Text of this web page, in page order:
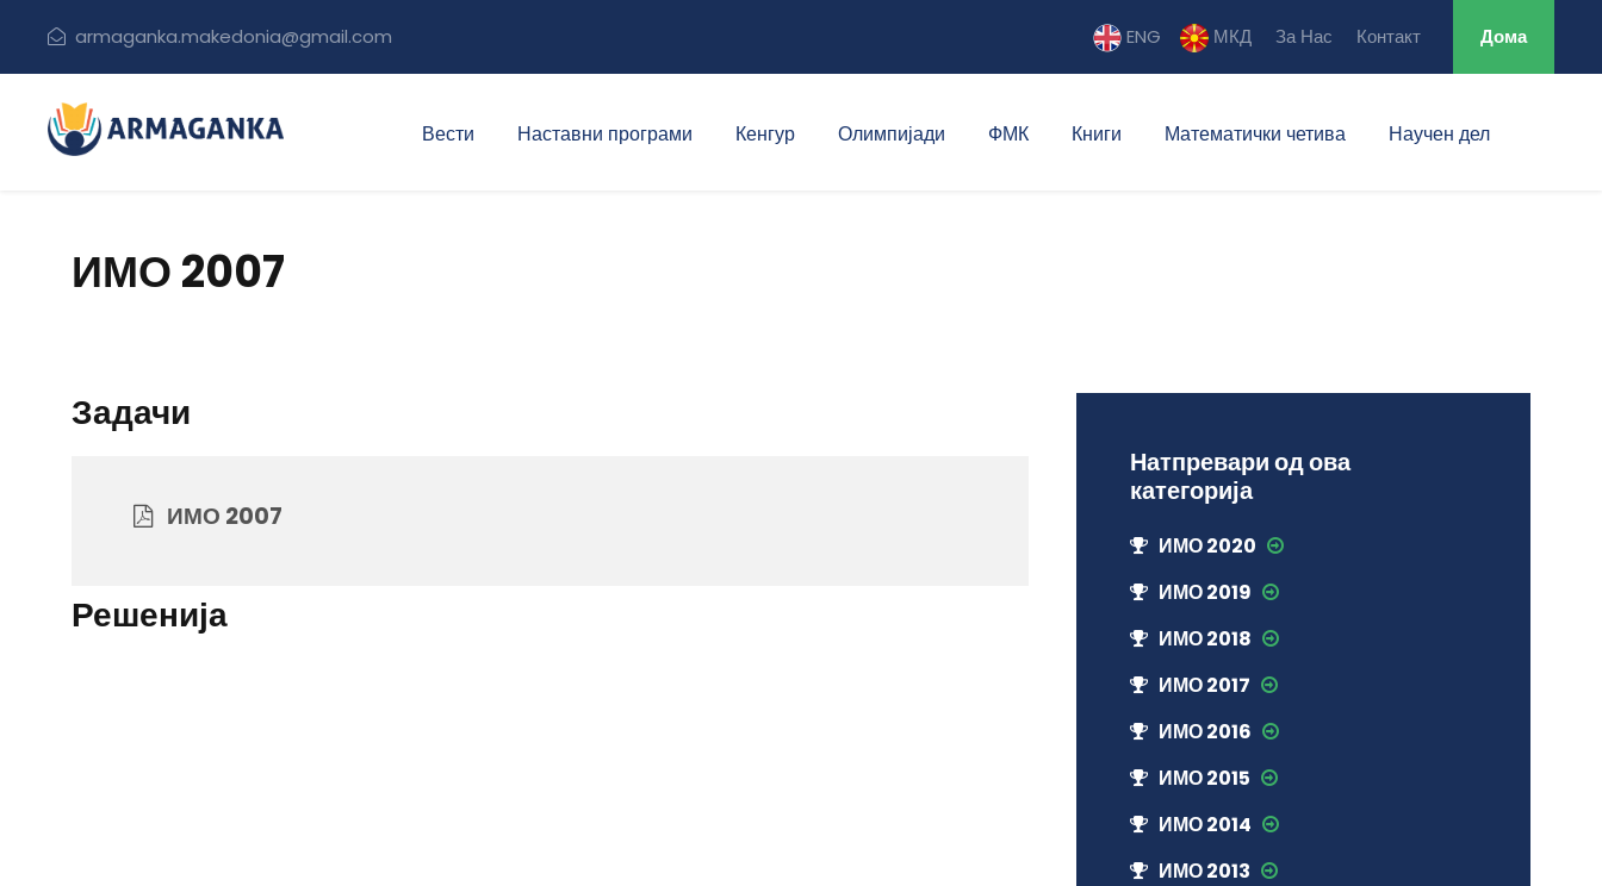
armaganka.makedonia@gmail.com ENG МКД За Нас Контакт Дома
Вести Наставни програми Кенгур Олимпијади ФМК Книги Математички четива Научен дел
ИМО 2007
Задачи
ИМО 2007
Решенија
Натпревари од ова
категорија
ИМО 2020
ИМО 2019
ИМО 2018
ИМО 2017
ИМО 2016
ИМО 2015
ИМО 2014
ИМО 2013